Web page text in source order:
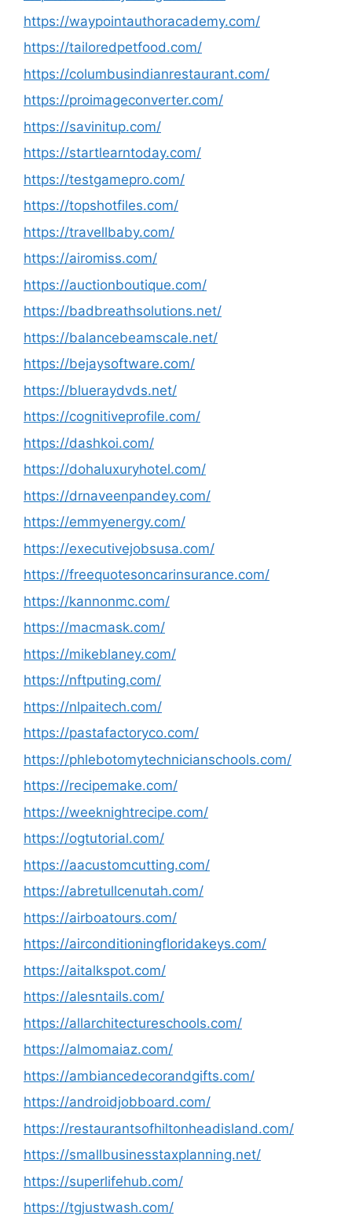
https://waypointauthoracademy.com/
https://tailoredpetfood.com/
https://columbusindianrestaurant.com/
https://proimageconverter.com/
https://savinitup.com/
https://startlearntoday.com/
https://testgamepro.com/
https://topshotfiles.com/
https://travellbaby.com/
https://airomiss.com/
https://auctionboutique.com/
https://badbreathsolutions.net/
https://balancebeamscale.net/
https://bejaysoftware.com/
https://blueraydvds.net/
https://cognitiveprofile.com/
https://dashkoi.com/
https://dohaluxuryhotel.com/
https://drnaveenpandey.com/
https://emmyenergy.com/
https://executivejobsusa.com/
https://freequotesoncarinsurance.com/
https://kannonmc.com/
https://macmask.com/
https://mikeblaney.com/
https://nftputing.com/
https://nlpaitech.com/
https://pastafactoryco.com/
https://phlebotomytechnicianschools.com/
https://recipemake.com/
https://weeknightrecipe.com/
https://ogtutorial.com/
https://aacustomcutting.com/
https://abretullcenutah.com/
https://airboatours.com/
https://airconditioningfloridakeys.com/
https://aitalkspot.com/
https://alesntails.com/
https://allarchitectureschools.com/
https://almomaiaz.com/
https://ambiancedecorandgifts.com/
https://androidjobboard.com/
https://restaurantsofhiltonheadisland.com/
https://smallbusinesstaxplanning.net/
https://superlifehub.com/
https://tgjustwash.com/